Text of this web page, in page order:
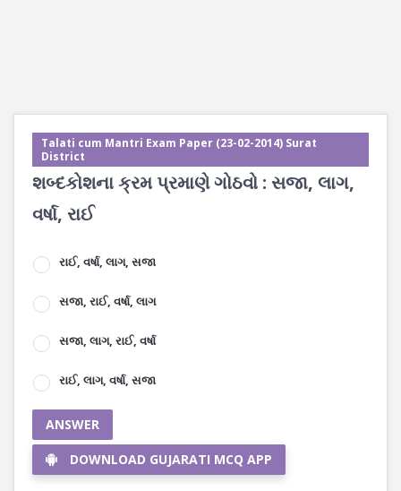
Talati cum Mantri Exam Paper (23-02-2014) Surat
District
શબ્દકોશના ક્રમ પ્રમાણે ગોઠવો : સજા, લાગ,
વર્ષા, રાઈ
રાઈ, વર્ષા, લાગ, સજા
સજા, રાઈ, વર્ષા, લાગ
સજા, લાગ, રાઈ, વર્ષા
રાઈ, લાગ, વર્ષા, સજા
ANSWER
DOWNLOAD GUJARATI MCQ APP